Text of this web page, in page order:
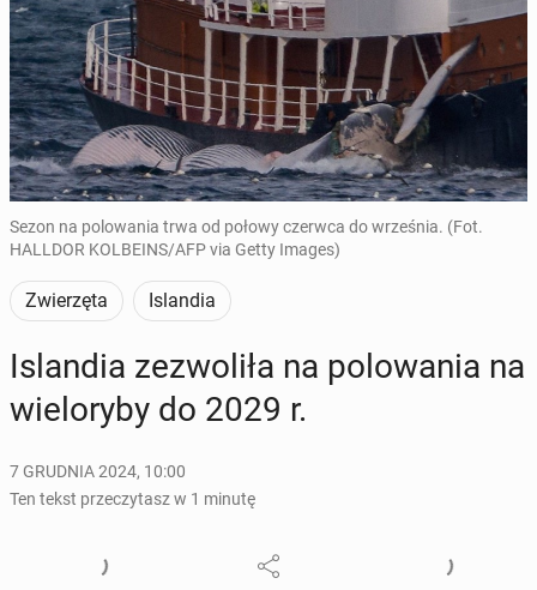
Sezon na polowania trwa od połowy czerwca do września. (Fot.
HALLDOR KOLBEINS/AFP via Getty Images)
Zwierzęta Islandia
Is­lan­dia ze­zwo­li­ła na po­lo­wa­nia na
wie­lo­ry­by do 2029 r.
7 GRUDNIA 2024, 10:00
Ten tekst przeczytasz w 1 minutę